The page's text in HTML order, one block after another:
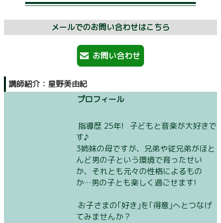
メールでのお問い合わせはこちら
お問い合わせ
講師紹介：星野美由紀
プロフィール
指導歴 25年! 子どもと音楽が大好きで
す♪
3姉妹の母ですが、兄弟や従兄弟がほと
んど男の子という環境で育ったせい
か、それとも元々の性格によるもの
か…男の子とも楽しく過ごせます!
お子さまの｢好き｣を｢得意｣へとつなげ
てみませんか？